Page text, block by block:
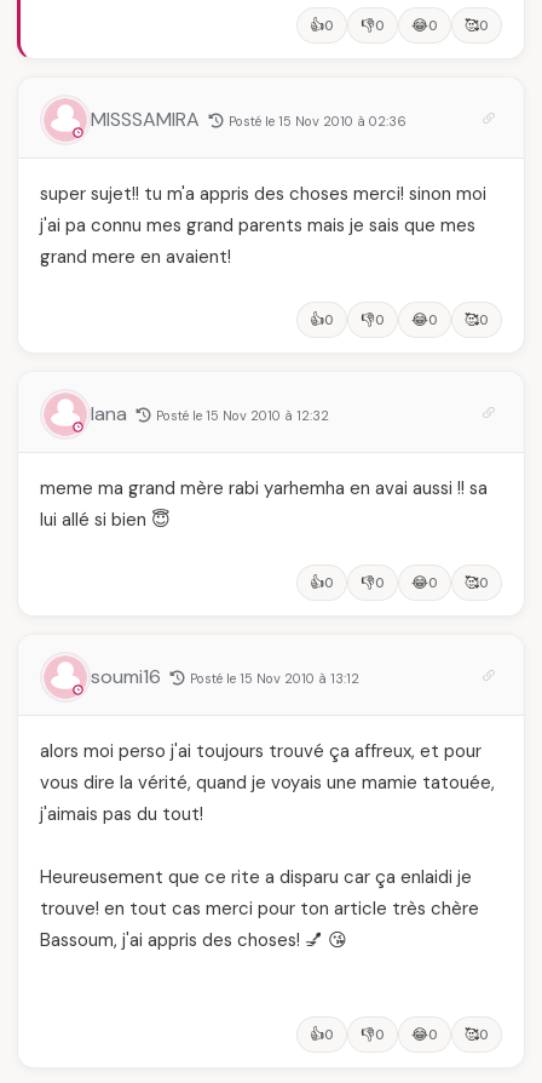
👍0 👎0 😂0 🥰0
MISSSAMIRA Posté le 15 Nov 2010 à 02:36
super sujet!! tu m'a appris des choses merci! sinon moi
j'ai pa connu mes grand parents mais je sais que mes
grand mere en avaient!
👍0 👎0 😂0 🥰0
lana Posté le 15 Nov 2010 à 12:32
meme ma grand mère rabi yarhemha en avai aussi !! sa
lui allé si bien 😇
👍0 👎0 😂0 🥰0
soumi16 Posté le 15 Nov 2010 à 13:12
alors moi perso j'ai toujours trouvé ça affreux, et pour
vous dire la vérité, quand je voyais une mamie tatouée,
j'aimais pas du tout!
Heureusement que ce rite a disparu car ça enlaidi je
trouve! en tout cas merci pour ton article très chère
Bassoum, j'ai appris des choses! 💅 😘
👍0 👎0 😂0 🥰0